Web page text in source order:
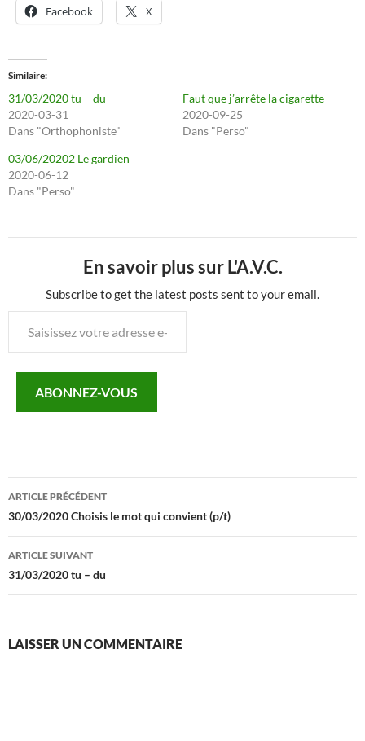
Facebook X
Similaire
31/03/2020 tu – du
2020-03-31
Dans "Orthophoniste"
Faut que j’arrête la cigarette
2020-09-25
Dans "Perso"
03/06/20202 Le gardien
2020-06-12
Dans "Perso"
En savoir plus sur L'A.V.C.
Subscribe to get the latest posts sent to your email.
votre
mail…ABONNEZ-VOUS
Navigation
des
articles
ARTICLE PRÉCÉDENT
30/03/2020 Choisis le mot qui convient (p/t)
ARTICLE SUIVANT
31/03/2020 tu – du
LAISSER UN COMMENTAIRE